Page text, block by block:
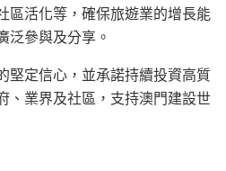
區活化等，確保旅遊業的增長能
泛參與及分享。
堅定信心，並承諾持續投資高質
、業界及社區，支持澳門建設世